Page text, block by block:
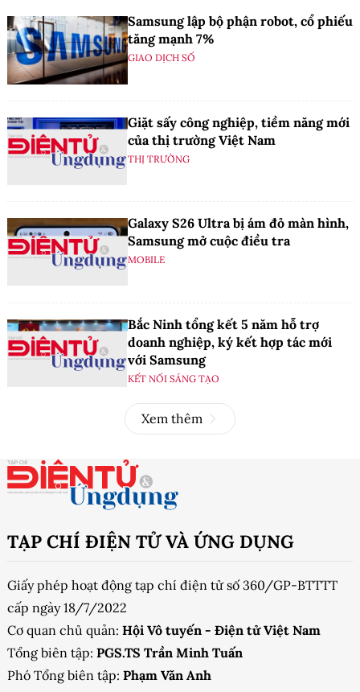
Samsung lập bộ phận robot, cổ phiếu
tăng mạnh 7%
GIAO DỊCH SỐ
Giặt sấy công nghiệp, tiềm năng mới
của thị trường Việt Nam
THỊ TRƯỜNG
Galaxy S26 Ultra bị ám đỏ màn hình,
Samsung mở cuộc điều tra
MOBILE
Bắc Ninh tổng kết 5 năm hỗ trợ
doanh nghiệp, ký kết hợp tác mới
với Samsung
KẾT NỐI SÁNG TẠO
Xem thêm
TẠP CHÍ ĐIỆN TỬ VÀ ỨNG DỤNG
Giấy phép hoạt động tạp chí điện tử số 360/GP-BTTTT
cấp ngày 18/7/2022
Cơ quan chủ quản: Hội Vô tuyến - Điện tử Việt Nam
Tổng biên tập: PGS.TS Trần Minh Tuấn
Phó Tổng biên tập: Phạm Văn Anh